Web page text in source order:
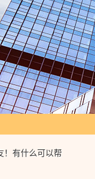
！有什么可以帮